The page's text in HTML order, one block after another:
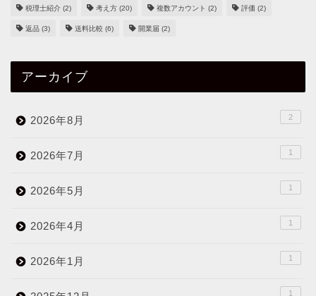
税理士紹介 (2) 考え方 (20) 複数アカウント (2) 評価 (2)
返品 (3) 送料比較 (6) 開業届 (2)
アーカイブ
2026年8月 2
2026年7月 1
2026年5月 1
2026年4月 1
2026年1月 1
1